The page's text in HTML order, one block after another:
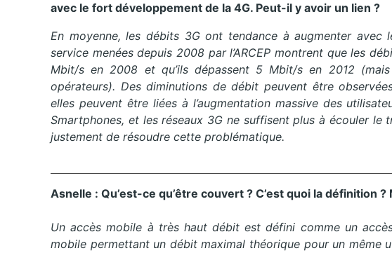
avec le fort développement de la 4G. Peut-il y avoir un lien ?
En moyenne, les débits 3G ont tendance àaugmenter avec
service menées depuis 2008 par l’ARCEP montrent que les
Mbit/s en 2008 et qu’ils dépassent 5 Mbit/s en 2012
opérateurs). Des diminutions de débit peuvent être
elles peuvent être liées à l’augmentation massive des
Smartphones, et les réseaux 3G ne suffisent plus à écouler le
justement de résoudre cette problématique.
Asnelle : Qu’est-ce qu’être couvert ? C’est quoi la définition ?
Un accès mobile à très haut débit est défini comme un
mobile permettant un débit maximal théorique pour un même